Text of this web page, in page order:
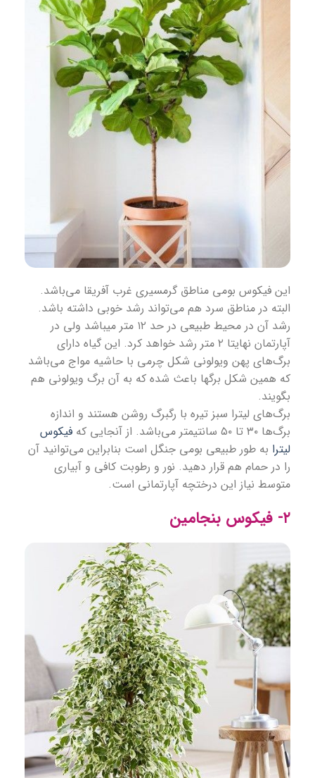
این فیکوس بومی مناطق گرمسیری غرب آفریقا می‌باشد.
البته در مناطق سرد هم می‌تواند رشد خوبی داشته باشد.
رشد آن در محیط طبیعی در حد ۱۲ متر میباشد ولی در
آپارتمان نهایتا ۲ متر رشد خواهد کرد. این گیاه دارای
برگ‌های پهن ویولونی شکل چرمی با حاشیه مواج می‌باشد
که همین شکل برگها باعث شده که به آن برگ ویولونی هم
بگویند.
برگ‌های لیترا سبز تیره با رگبرگ روشن هستند و اندازه
برگ‌ها ۳۰ تا ۵۰ سانتیمتر می‌باشد. از آنجایی که
فیکوس
لیترا به طور طبیعی بومی جنگل است بنابراین می‌توانید آن
را در حمام هم قرار دهید. نور و رطوبت کافی و آبیاری
متوسط نیاز این درختچه آپارتمانی است.
۲- فیکوس بنجامین